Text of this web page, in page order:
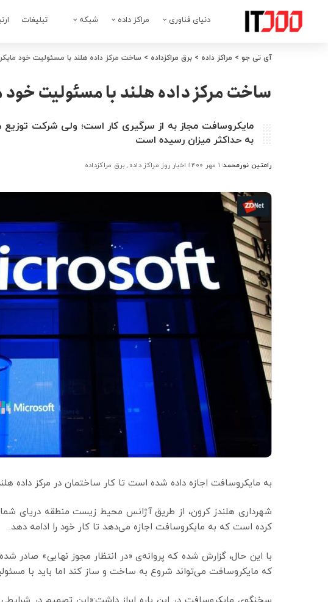
دنیای فناوری مراکز داده شبکه تبلیغات
آی تی جو > مراکز داده > برق مراکزداده > ساخت مرکز داده هلند با مسئولیت خود
ساخت مرکز داده هلند با مسئولیت خود
مایکروسافت مجاز به از سرگیری کار است؛ ولی شرکت
به حداکثر میزان رسیده است
ارسال
توسط
رامتین نورمحمد ۱ مهر ۱۴۰۰ اخبار روز مراکز داده برق مراکزداده
به مایکروسافت اجازه داده شده است تا کار ساختمان در مرکز داده
کرده است که به مایکروسافت اجازه می‌دهد تا کار خود را ادامه دهد.
با این حال، گزارش شده که پروانه‌ی «در انتظار مجوز نهایی»
که مایکروسافت می‌تواند شروع به ساخت و ساز کند اما باید با